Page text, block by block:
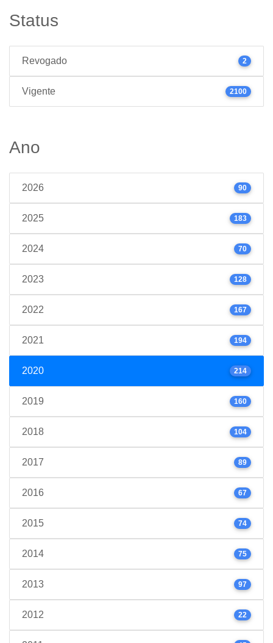
Status
Revogado 2
Vigente 2100
Ano
2026 90
2025 183
2024 70
2023 128
2022 167
2021 194
2020 214
2019 160
2018 104
2017 89
2016 67
2015 74
2014 75
2013 97
2012 22